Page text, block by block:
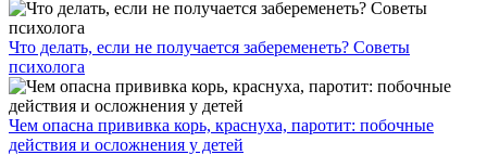
Что делать, если не получается забеременеть? Советы
психолога
Чем опасна прививка корь, краснуха, паротит: побочные
действия и осложнения у детей